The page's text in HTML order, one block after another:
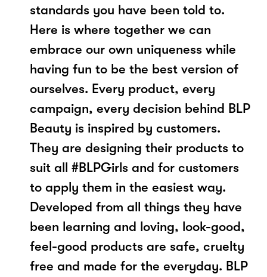
standards you have been told to.
Here is where together we can
embrace our own uniqueness while
having fun to be the best version of
ourselves. Every product, every
campaign, every decision behind BLP
Beauty is inspired by customers.
They are designing their products to
suit all #BLPGirls and for customers
to apply them in the easiest way.
Developed from all things they have
been learning and loving, look-good,
feel-good products are safe, cruelty
free and made for the everyday. BLP